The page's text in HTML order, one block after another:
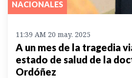
NACIONALES
11:39 AM 20 may. 2025
A un mes de la tragedia
estado de salud de la
Ordóñez